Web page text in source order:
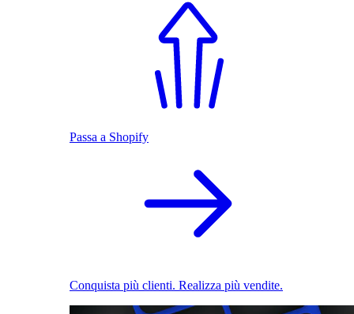
Passa a Shopify
Conquista più clienti. Realizza più vendite.